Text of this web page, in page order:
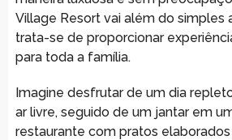
Village Resort vai além do simples
trata-se de proporcionar
para toda a família.
Imagine desfrutar de um dia
ar livre, seguido de um jantar em
restaurante com pratos